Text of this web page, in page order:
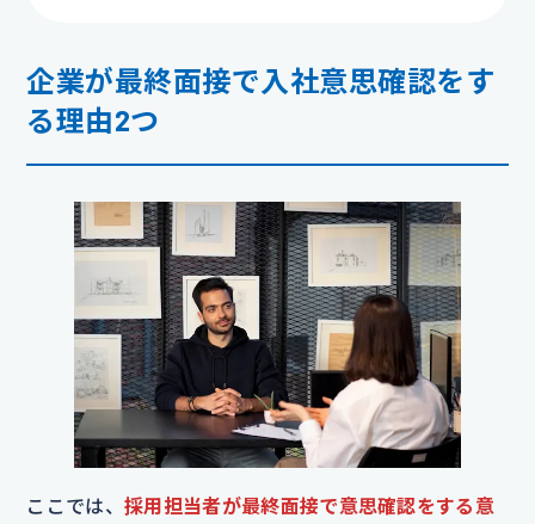
企業が最終面接で入社意思確認をす
る理由2つ
ここでは、 採用担当者が最終面接で意思確認をする意